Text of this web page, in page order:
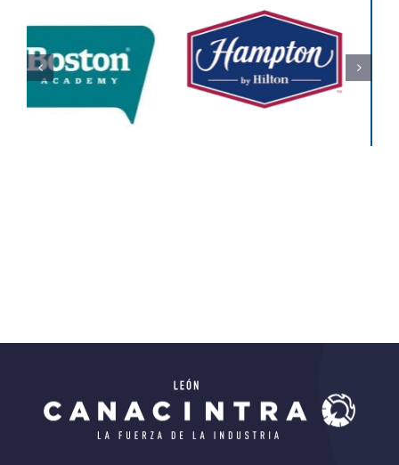
CAPACK
Del IECA
Educación Educativo
EXPLORA
(centro
De